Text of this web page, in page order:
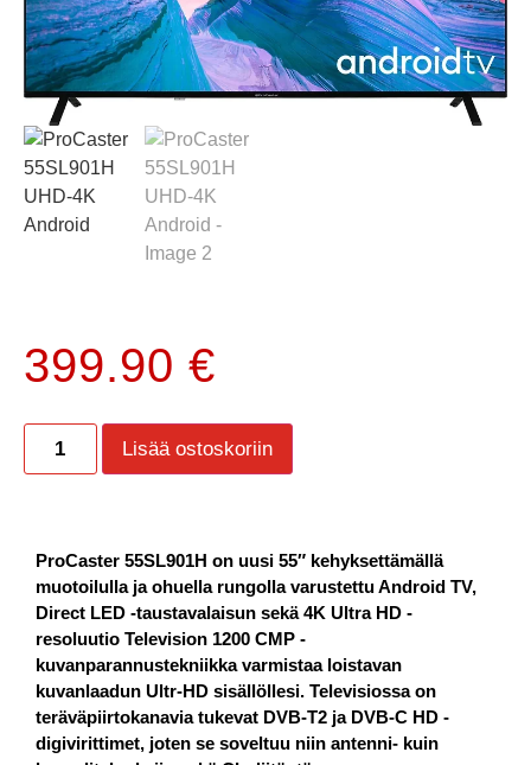
399.90 €
Lisää ostoskoriin
ProCaster 55SL901H on uusi 55″ kehyksettämällä
muotoilulla ja ohuella rungolla varustettu Android TV,
Direct LED -taustavalaisun sekä 4K Ultra HD -
resoluutio Television 1200 CMP -
kuvanparannustekniikka varmistaa loistavan
kuvanlaadun Ultr-HD sisällöllesi. Televisiossa on
teräväpiirtokanavia tukevat DVB-T2 ja DVB-C HD -
digivirittimet, joten se soveltuu niin antenni- kuin